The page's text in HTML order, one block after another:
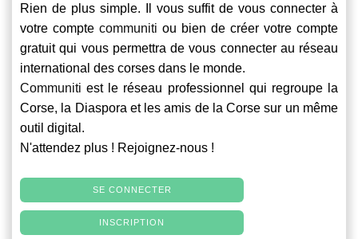
Rien de plus simple. Il vous suffit de vous connecter à
votre compte communiti ou bien de créer votre compte
gratuit qui vous permettra de vous connecter au réseau
international des corses dans le monde.
Communiti est le réseau professionnel qui regroupe la
Corse, la Diaspora et les amis de la Corse sur un même
outil digital.
N'attendez plus ! Rejoignez-nous !
SE CONNECTER
INSCRIPTION